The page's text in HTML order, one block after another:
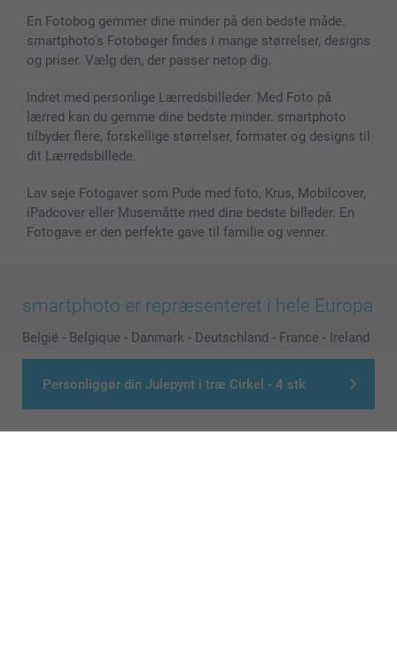
Personliggør din Julepynt i træ Cirkel - 4 stk
Cover til mobil & tablet
MyNameBook
Fotorammer & Tilbehør
Alle fotoprodukter
Sitemap
Betingelser og garantier
smartbonus
Priser & betaling
En Fotobog gemmer dine minder på den bedste måde.
smartphoto's Fotobøger findes i mange størrelser, designs
og priser. Vælg den, der passer netop dig.
Indret med personlige Lærredsbilleder. Med Foto på
lærred kan du gemme dine bedste minder. smartphoto
tilbyder flere, forskellige størrelser, formater og designs til
dit Lærredsbillede.
Lav seje Fotogaver som Pude med foto, Krus, Mobilcover,
iPadcover eller Musemåtte med dine bedste billeder. En
Fotogave er den perfekte gave til familie og venner.
smartphoto er repræsenteret i hele Europa
België - Belgique - Danmark - Deutschland - France - Ireland
- Nederland - Norge - Österreich - Schweiz - Suisse -
Switzerland - Suomi - Sverige - United Kingdom -